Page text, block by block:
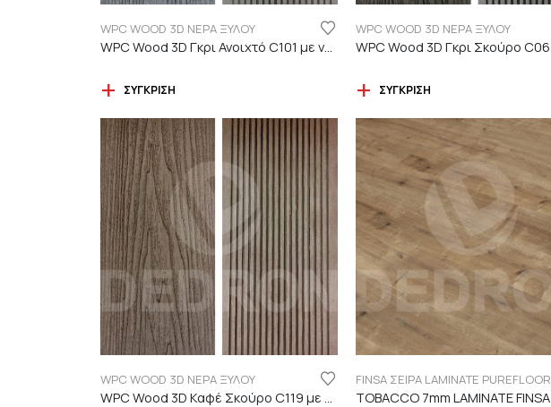
WPC WOOD 3D ΝΕΡΑ ΞΥΛΟΥ
ΣΎΓΚΡΙΣΗ
WPC WOOD 3D ΝΕΡΑ ΞΥΛΟΥ
ΣΎΓΚΡΙΣΗ
WPC WOOD 3D ΝΕΡΑ ΞΥΛΟΥ
TOBACCO 7mm LAMINATE FINSA